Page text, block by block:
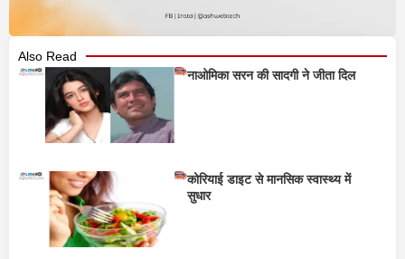
Also Read
नाओमिका सरन की सादगी ने जीता दिल
कोरियाई डाइट से मानसिक स्वास्थ्य में
सुधार